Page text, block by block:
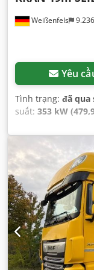
Weißenfels
Yêu
Tình trạng: đã qua
suất: 353 kW
cấu hình trục:3
răng:
cơ khí ,
gian chứa hàng:
mm
, Thiết bị:
chương trình cân
bốn bánh, điều